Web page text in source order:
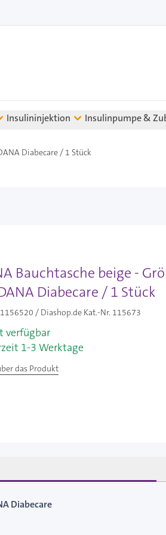
Insulininjektion Insulinpumpe &
Diabecare / 1 Stück
Bauchtasche beige -
Diabecare / 1 Stück
/ Diashop.de Kat.-Nr. 115673
verfügbar
1-3 Werktage
das Produkt
Diabecare